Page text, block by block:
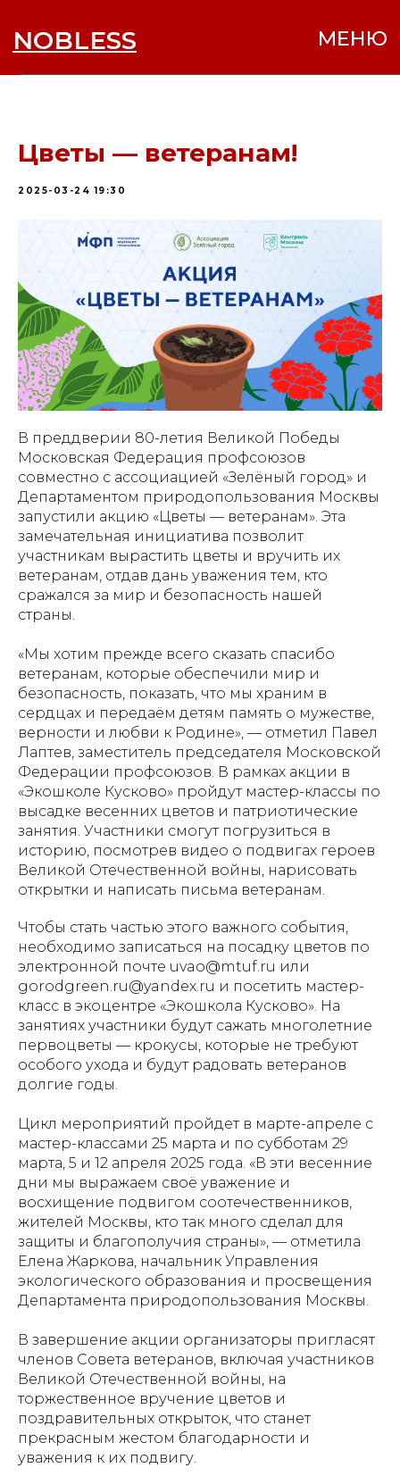
NOBLESS
Цветы — ветеранам!
2025-03-24 19:30
В преддверии 80-летия Великой Победы
Московская Федерация профсоюзов
совместно с ассоциацией «Зелёный город» и
Департаментом природопользования Москвы
запустили акцию «Цветы — ветеранам». Эта
замечательная инициатива позволит
участникам вырастить цветы и вручить их
ветеранам, отдав дань уважения тем, кто
сражался за мир и безопасность нашей
страны.
«Мы хотим прежде всего сказать спасибо
ветеранам, которые обеспечили мир и
безопасность, показать, что мы храним в
сердцах и передаём детям память о мужестве,
верности и любви к Родине», — отметил Павел
Лаптев, заместитель председателя Московской
Федерации профсоюзов. В рамках акции в
«Экошколе Кусково» пройдут мастер-классы по
высадке весенних цветов и патриотические
занятия. Участники смогут погрузиться в
историю, посмотрев видео о подвигах героев
Великой Отечественной войны, нарисовать
открытки и написать письма ветеранам.
Чтобы стать частью этого важного события,
необходимо записаться на посадку цветов по
электронной почте uvao@mtuf.ru или
gorodgreen.ru@yandex.ru и посетить мастер-
класс в экоцентре «Экошкола Кусково». На
занятиях участники будут сажать многолетние
первоцветы — крокусы, которые не требуют
особого ухода и будут радовать ветеранов
долгие годы.
Цикл мероприятий пройдет в марте-апреле с
мастер-классами 25 марта и по субботам 29
марта, 5 и 12 апреля 2025 года. «В эти весенние
дни мы выражаем своё уважение и
восхищение подвигом соотечественников,
жителей Москвы, кто так много сделал для
защиты и благополучия страны», — отметила
Елена Жаркова, начальник Управления
экологического образования и просвещения
Департамента природопользования Москвы.
В завершение акции организаторы пригласят
членов Совета ветеранов, включая участников
Великой Отечественной войны, на
торжественное вручение цветов и
поздравительных открыток, что станет
прекрасным жестом благодарности и
уважения к их подвигу.